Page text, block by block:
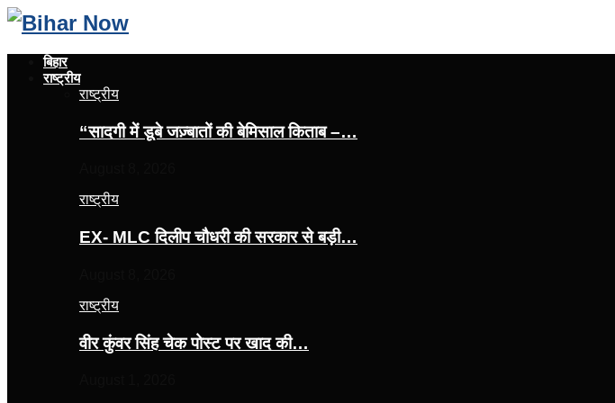
बिहार
राष्ट्रीय
राष्ट्रीय
“सादगी में डूबे जज़्बातों की बेमिसाल किताब –…
राष्ट्रीय
EX- MLC दिलीप चौधरी की सरकार से बड़ी…
राष्ट्रीय
वीर कुंवर सिंह चेक पोस्ट पर खाद की…